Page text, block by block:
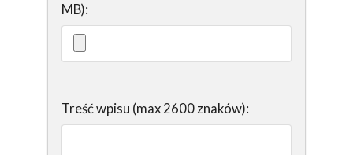
MB):
Treść wpisu (max 2600 znaków):